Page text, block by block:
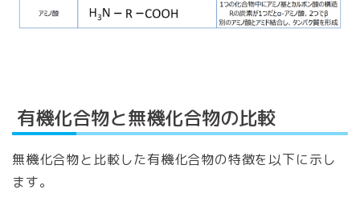
有機化合物と無機化合物の比較
無機化合物と比較した有機化合物の特徴を以下に示し
ます。